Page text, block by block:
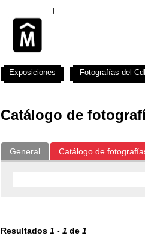
Catálogo de
General Catálogo de
Resultados 1 - 1 de 1
Exposiciones Fotografías del